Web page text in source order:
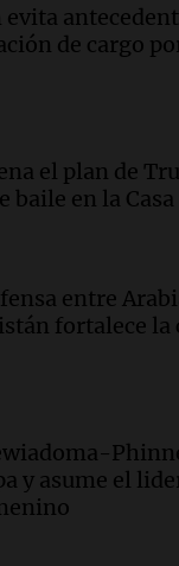
con
asegura
3
Economía
atrincherarse,
Villa Santa Cruz
evita
de cargo
el plan de
baile en la
entre
fortalece la
y asume el